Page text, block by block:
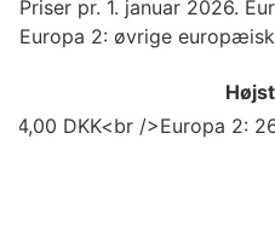
Priser pr. 1. januar 2026.
Europa 2: øvrige
DKK<br />Europa 2: